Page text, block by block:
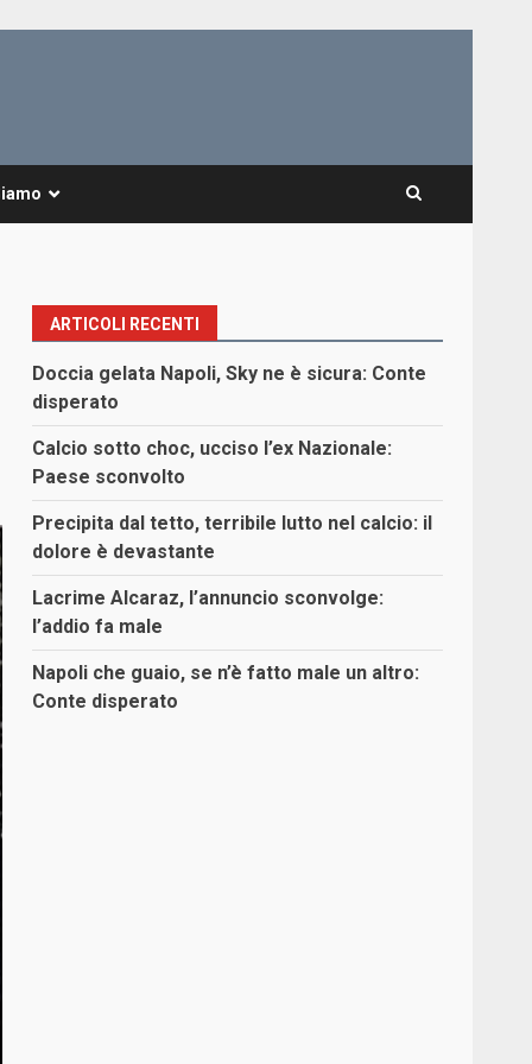
ARTICOLI RECENTI
Doccia gelata Napoli, Sky ne è sicura: Conte
disperato
Calcio sotto choc, ucciso l’ex Nazionale:
Paese sconvolto
Precipita dal tetto, terribile lutto nel calcio: il
dolore è devastante
Lacrime Alcaraz, l’annuncio sconvolge:
l’addio fa male
Napoli che guaio, se n’è fatto male un altro:
Conte disperato